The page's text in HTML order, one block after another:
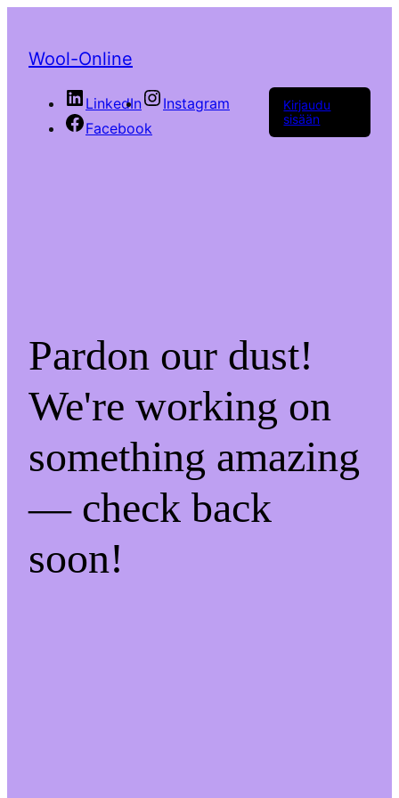
Wool-Online
LinkedIn
Instagram
Facebook
Kirjaudu
sisään
Pardon our dust!
We're working on
something amazing
— check back
soon!